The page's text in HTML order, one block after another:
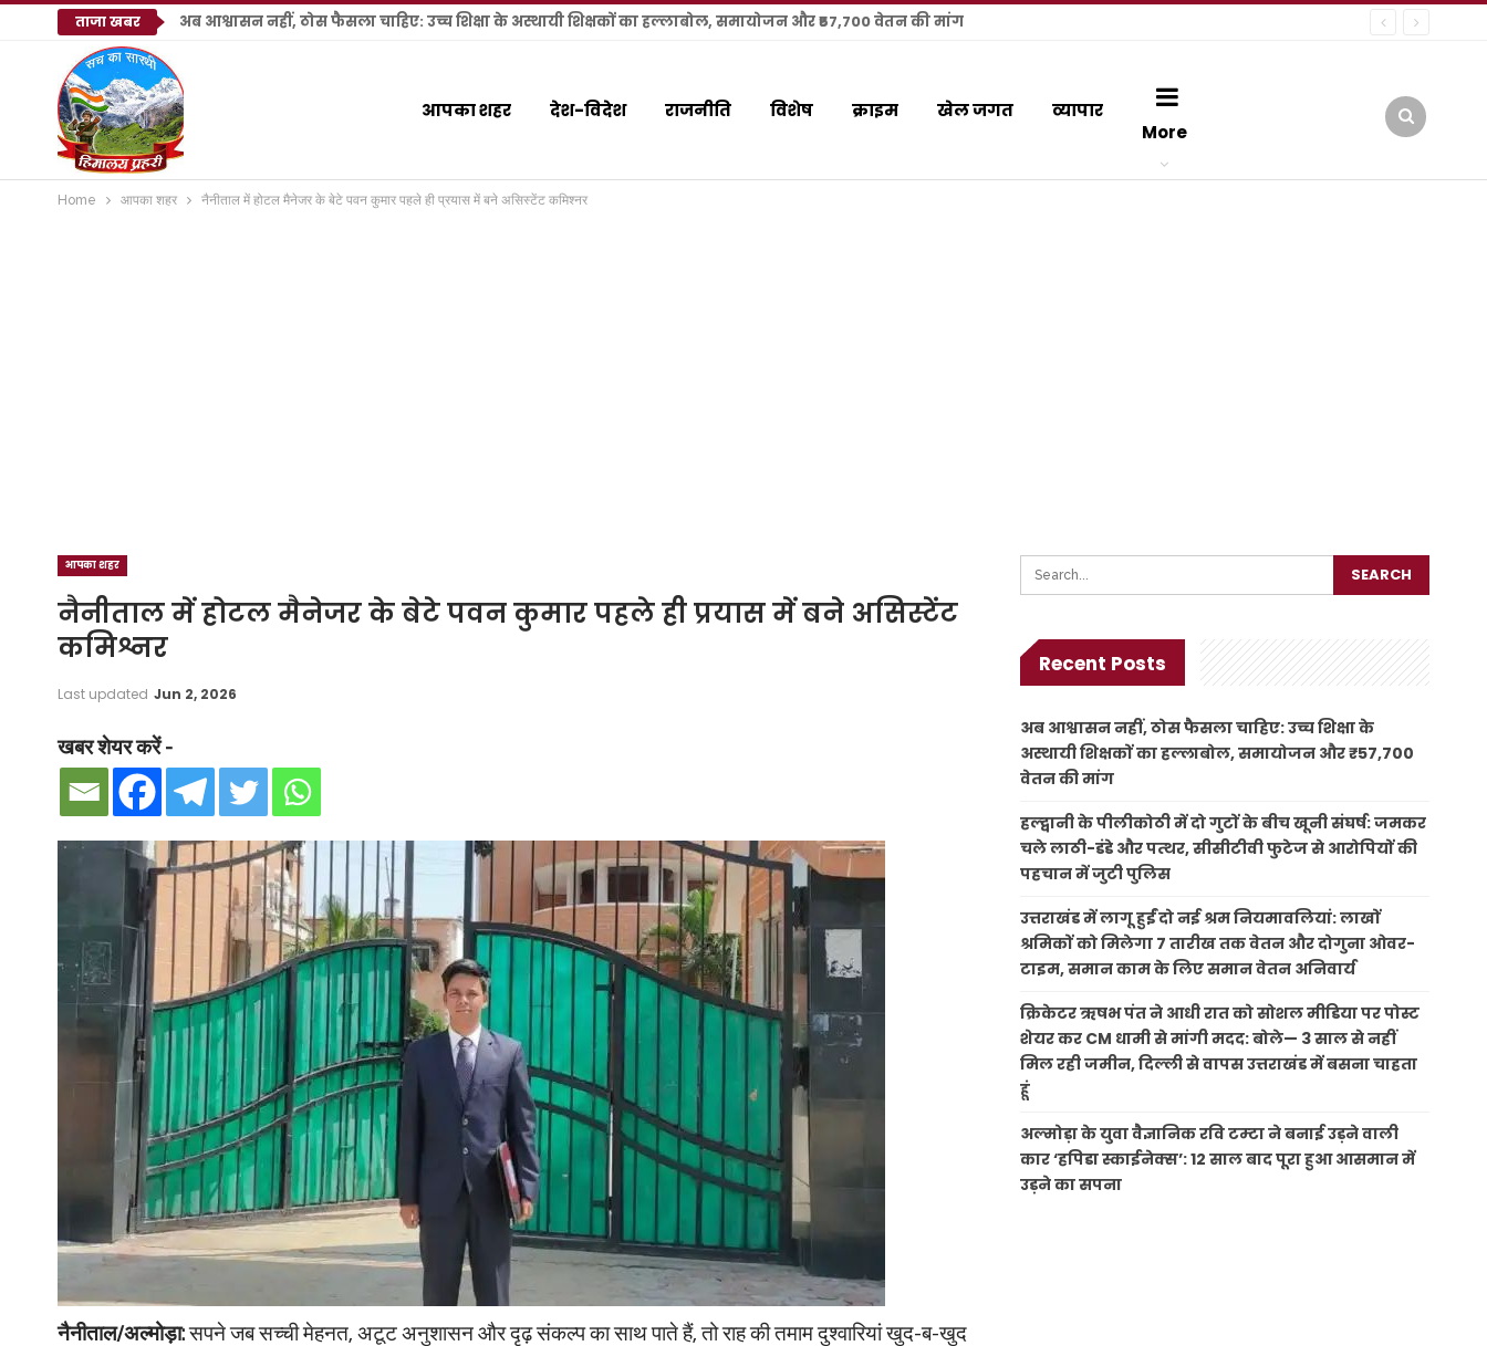
ताजा खबर अब आश्वासन नहीं, ठोस फैसला चाहिए: उच्च शिक्षा के अस्थायी शिक्षकों का हल्लाबोल, समायोजन और ₹57,700 वेतन की मांग
आपका शहर देश-विदेश राजनीति विशेष क्राइम खेल जगत
व्यापार
More
Home आपका शहर नैनीताल में होटल मैनेजर के बेटे पवन कुमार पहले ही प्रयास में बने असिस्टेंट कमिश्नर
आपका शहर
नैनीताल में होटल मैनेजर के बेटे पवन कुमार पहले ही प्रयास में बने असिस्टेंट
कमिश्नर
Last updated Jun 2, 2026
खबर शेयर करें -
नैनीताल/अल्मोड़ा:सपने जब सच्ची मेहनत, अटूट अनुशासन और दृढ़ संकल्प का साथ पाते हैं, तो राह की तमाम दुश्वारियां खुद-ब-खुद
Recent Posts
अब आश्वासन नहीं, ठोस फैसला चाहिए: उच्च शिक्षा के
अस्थायी शिक्षकों का हल्लाबोल, समायोजन और ₹57,700
वेतन की मांग
हल्द्वानी के पीलीकोठी में दो गुटों के बीच खूनी संघर्ष: जमकर
चले लाठी-डंडे और पत्थर, सीसीटीवी फुटेज से आरोपियों की
पहचान में जुटी पुलिस
उत्तराखंड में लागू हुईं दो नई श्रम नियमावलियां: लाखों
श्रमिकों को मिलेगा 7 तारीख तक वेतन और दोगुना ओवर-
टाइम, समान काम के लिए समान वेतन अनिवार्य
क्रिकेटर ऋषभ पंत ने आधी रात को सोशल मीडिया पर पोस्ट
शेयर कर CM धामी से मांगी मदद: बोले— 3 साल से नहीं
मिल रही जमीन, दिल्ली से वापस उत्तराखंड में बसना चाहता
हूं
अल्मोड़ा के युवा वैज्ञानिक रवि टम्टा ने बनाई उड़ने वाली
कार ‘हपिडा स्काईनेक्स’: 12 साल बाद पूरा हुआ आसमान में
उड़ने का सपना